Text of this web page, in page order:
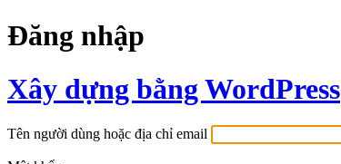
Đăng nhập
Xây dựng bằng WordPress
Tên người dùng hoặc địa chỉ email